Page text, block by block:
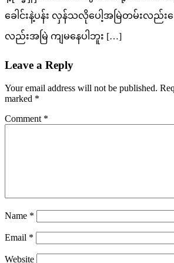
ခေါင်းနဲ့ပန်း လှန်သလိုပေါ့အမြဲတမ်းလည်း
လည်းအမြဲ ကျမနေပါဘူး […]
Leave a Reply
Your email address will not be published.
marked *
Comment *
Name *
Email *
Website